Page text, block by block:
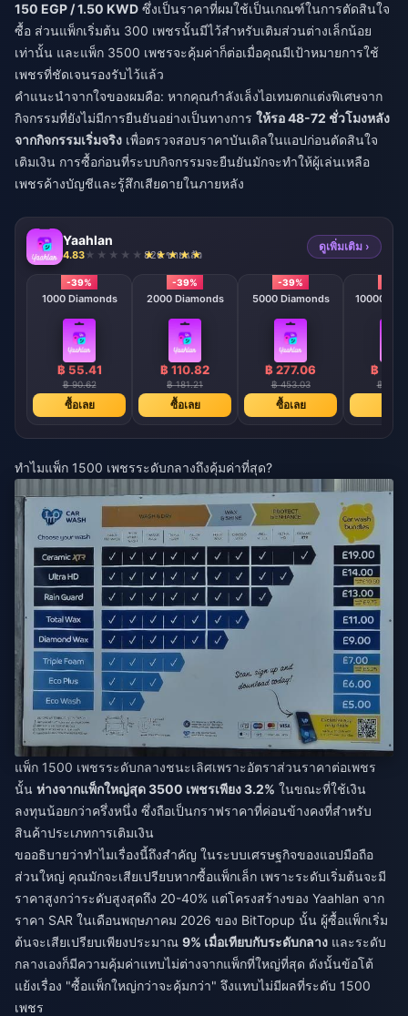
150 EGP / 1.50 KWD ซึ่งเป็นราคาที่ผมใช้เป็นเกณฑ์ในการตัดสินใจ
ซื้อ ส่วนแพ็กเริ่มต้น 300 เพชรนั้นมีไว้สำหรับเติมส่วนต่างเล็กน้อย
เท่านั้น และแพ็ก 3500 เพชรจะคุ้มค่าก็ต่อเมื่อคุณมีเป้าหมายการใช้
เพชรที่ชัดเจนรองรับไว้แล้ว
คำแนะนำจากใจของผมคือ: หากคุณกำลังเล็งไอเทมตกแต่งพิเศษจาก
กิจกรรมที่ยังไม่มีการยืนยันอย่างเป็นทางการ ให้รอ 48-72 ชั่วโมงหลัง
จากกิจกรรมเริ่มจริง เพื่อตรวจสอบราคาบันเดิลในแอปก่อนตัดสินใจ
เติมเงิน การซื้อก่อนที่ระบบกิจกรรมจะยืนยันมักจะทำให้ผู้เล่นเหลือ
เพชรค้างบัญชีและรู้สึกเสียดายในภายหลัง
Yaahlan
4.83 826 ขายแล้ว
ดูเพิ่มเติม ›
-39%
1000 Diamonds
฿ 55.41
฿ 90.62
ซื้อเลย
-39%
2000 Diamonds
฿ 110.82
฿ 181.21
ซื้อเลย
-39%
5000 Diamonds
฿ 277.06
฿ 453.03
ซื้อเลย
10000
฿
฿
ทำไมแพ็ก 1500 เพชรระดับกลางถึงคุ้มค่าที่สุด?
แพ็ก 1500 เพชรระดับกลางชนะเลิศเพราะอัตราส่วนราคาต่อเพชร
นั้น ห่างจากแพ็กใหญ่สุด 3500 เพชรเพียง 3.2% ในขณะที่ใช้เงิน
ลงทุนน้อยกว่าครึ่งหนึ่ง ซึ่งถือเป็นกราฟราคาที่ค่อนข้างคงที่สำหรับ
สินค้าประเภทการเติมเงิน
ขออธิบายว่าทำไมเรื่องนี้ถึงสำคัญ ในระบบเศรษฐกิจของแอปมือถือ
ส่วนใหญ่ คุณมักจะเสียเปรียบหากซื้อแพ็กเล็ก เพราะระดับเริ่มต้นจะมี
ราคาสูงกว่าระดับสูงสุดถึง 20-40% แต่โครงสร้างของ Yaahlan จาก
ราคา SAR ในเดือนพฤษภาคม 2026 ของ BitTopup นั้น ผู้ซื้อแพ็กเริ่ม
ต้นจะเสียเปรียบเพียงประมาณ 9% เมื่อเทียบกับระดับกลาง และระดับ
กลางเองก็มีความคุ้มค่าแทบไม่ต่างจากแพ็กที่ใหญ่ที่สุด ดังนั้นข้อโต้
แย้งเรื่อง "ซื้อแพ็กใหญ่กว่าจะคุ้มกว่า" จึงแทบไม่มีผลที่ระดับ 1500
เพชร